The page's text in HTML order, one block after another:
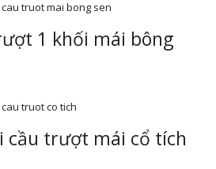
1 khối mái bông
cầu trượt mái cổ tích